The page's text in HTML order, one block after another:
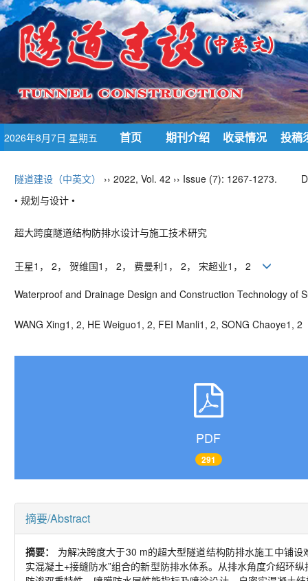
2026年8月7日 星期五 首页 期刊介绍 收录情况 投稿
隧道建设（中英文） ›› 2022, Vol. 42 ›› Issue (7): 1267-1273.
• 规划与设计 •
超大跨度隧道结构防排水设计与施工技术研究
王星1 ， 2， 贺维国1 ， 2， 费曼利1 ， 2， 宋超业1 ， 2
Waterproof and Drainage Design and Construction Technology of
WANG Xing1, 2, HE Weiguo1, 2, FEI Manli1, 2, SONG Chaoye1, 2
PDF
291
摘要/Abstract
摘要： 为解决跨度大于30 m的超大型隧道结构防排水施工中铺
实混凝土+接缝防水”组合的新型防排水体系。从排水角度介绍环